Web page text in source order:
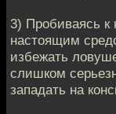
3) Пробиваясь
настоящим
избежать
слишком
западать на